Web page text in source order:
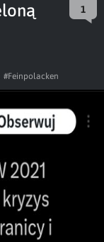
1
#Feinpolacken